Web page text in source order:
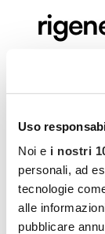
Uso
Noi e i nostri
personali, ad
tecnologie
alle
pubblicare
a
Immersa